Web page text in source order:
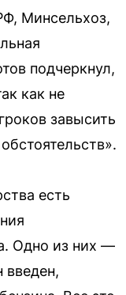
Минсельхоз,
подчеркнул,
как не
завысить
есть
Одно из них —
введен,